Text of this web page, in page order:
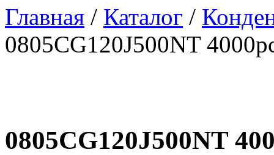
Главная / Каталог /
0805CG120J500NT
0805CG120J500NT